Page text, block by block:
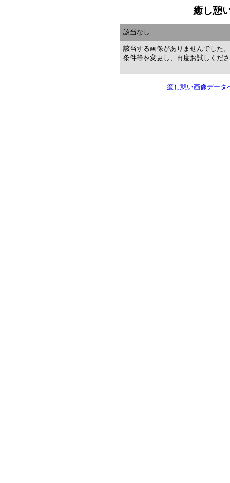
癒し憩
該当なし
該当する画像がありませんでした
条件等を変更し、再度お試しくだ
癒し憩い画像データ